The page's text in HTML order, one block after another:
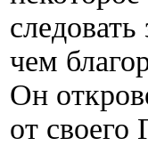
чем
Он
от своего